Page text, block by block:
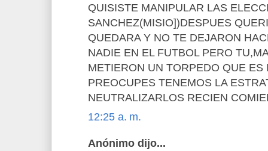
QUISISTE MANIPULAR LAS
SANCHEZ(MISIO])DESPUES
QUEDARA Y NO TE DEJARON
NADIE EN EL FUTBOL PERO
METIERON UN TORPEDO QUE ES
PREOCUPES TENEMOS LA
NEUTRALIZARLOS RECIEN
12:25 a. m.
Anónimo dijo...